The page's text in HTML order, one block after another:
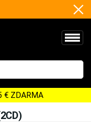
€ ZDARMA